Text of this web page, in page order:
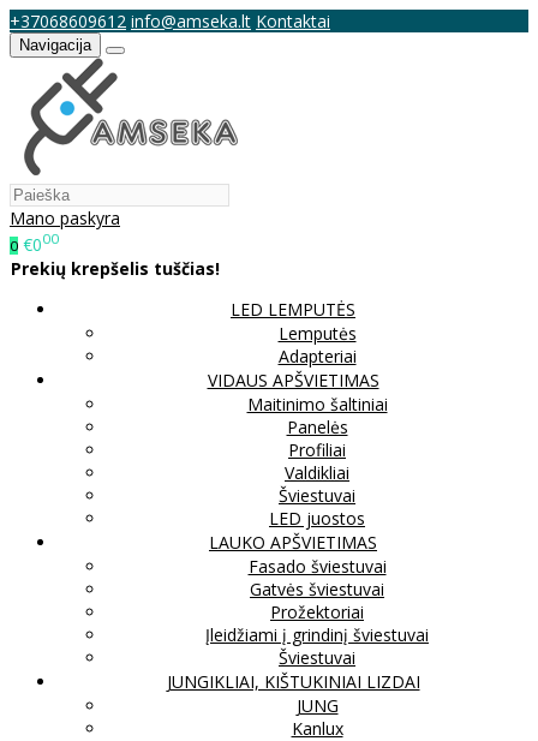
+37068609612 info@amseka.lt Kontaktai
Navigacija
Mano paskyra
0 €000
Prekių krepšelis tuščias!
LED LEMPUTĖS
Lemputės
Adapteriai
VIDAUS APŠVIETIMAS
Maitinimo šaltiniai
Panelės
Profiliai
Valdikliai
Šviestuvai
LED juostos
LAUKO APŠVIETIMAS
Fasado šviestuvai
Gatvės šviestuvai
Prožektoriai
Įleidžiami į grindinį šviestuvai
Šviestuvai
JUNGIKLIAI, KIŠTUKINIAI LIZDAI
JUNG
Kanlux